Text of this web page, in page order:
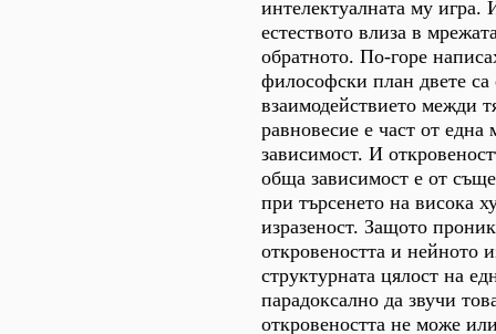
интелектуалната му игра.
естеството влиза в
обратното. По-горе
философски план двете
взаимодействието межди
равновесие е част от
зависимост. И
обща зависимост е от
при търсенето на висока
изразеност. Защото
откровеността и нейното
структурната цялост на
парадоксално да звучи
откровеността не може